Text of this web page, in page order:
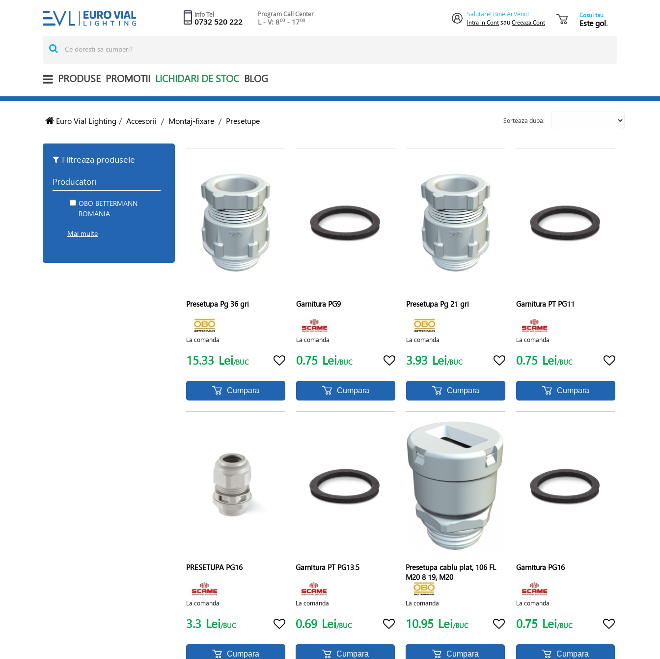
Info Tel
0732 520 222
Program Call Center
L - V: 800 - 1700
Salutare! Bine Ai Venit!
Intra in ContsauCreeaza Cont
Cosul tau
Este gol.
PRODUSE PROMOTII LICHIDARI DE STOC BLOG
Euro Vial Lighting / Accesorii / Montaj-fixare / Presetupe Sorteaza dupa:
Filtreaza produsele
Producatori
OBO BETTERMANN
ROMANIA
Mai multe
Presetupa Pg 36 gri
La comanda
15.33 Lei/BUC
Cumpara
Garnitura PG9
La comanda
0.75 Lei/BUC
Cumpara
Presetupa Pg 21 gri
La comanda
3.93 Lei/BUC
Cumpara
Garnitura PT PG11
La comanda
0.75 Lei/BUC
Cumpara
PRESETUPA PG16
La comanda
3.3 Lei/BUC
Cumpara
Garnitura PT PG13.5
La comanda
0.69 Lei/BUC
Cumpara
Presetupa cablu plat, 106 FL
M20 8 19, M20
La comanda
10.95 Lei/BUC
Cumpara
Garnitura PG16
La comanda
0.75 Lei/BUC
Cumpara